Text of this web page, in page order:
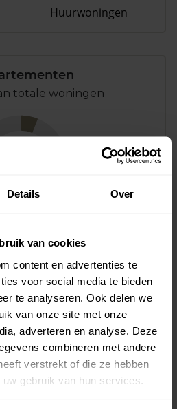
Details Over
van cookies
content en advertenties te
voor social media te bieden
te analyseren. Ook delen we
van onze site met onze
adverteren en analyse. Deze
combineren met andere
verstrekt of die ze hebben
gebruik van hun services.
Huurwoningen
totale woningen
34%